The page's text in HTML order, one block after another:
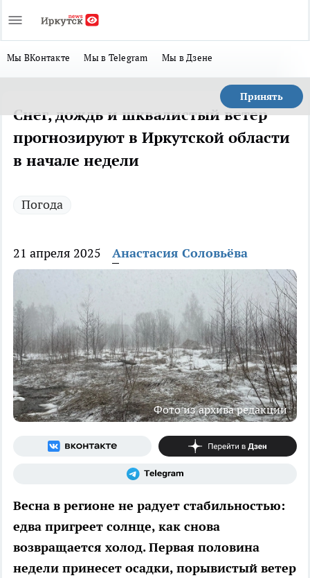
Мы ВКонтакте Мы в Telegram Мы в Дзене
Принять
Снег, дождь и шквалистый ветер
прогнозируют в Иркутской области
в начале недели
Погода
21 апреля 2025 Анастасия Соловьёва
Фото из архива редакции
Весна в регионе не радует стабильностью:
едва пригреет солнце, как снова
возвращается холод. Первая половина
недели принесет осадки, порывистый ветер